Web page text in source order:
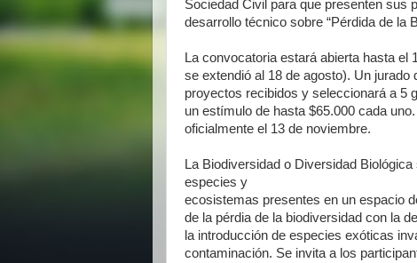
Sociedad Civil para que presenten sus
desarrollo técnico sobre “Pérdida de la
La convocatoria estará abierta hasta el
se extendió al 18 de agosto). Un jurado
proyectos recibidos y seleccionará a 5
un estímulo de hasta $65.000 cada
oficialmente el 13 de noviembre.
La Biodiversidad o Diversidad
especies y
ecosistemas presentes en un espacio
de la pérdia de la biodiversidad con la
la introducción de especies exóticas
contaminación. Se invita a los